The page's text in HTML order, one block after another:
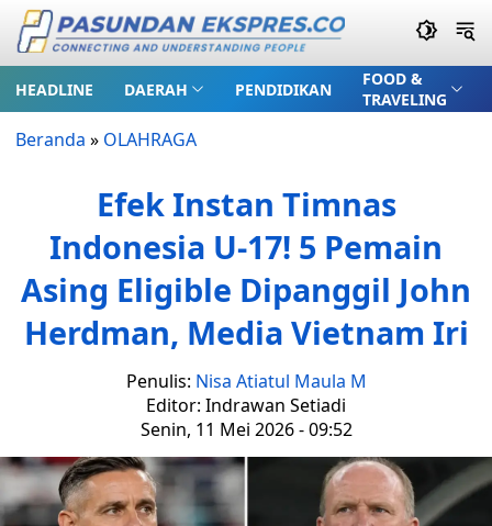
HEADLINE DAERAH PENDIDIKAN
FOOD &
TRAVELING
Beranda » OLAHRAGA
Efek Instan Timnas
Indonesia U-17! 5 Pemain
Asing Eligible Dipanggil John
Herdman, Media Vietnam Iri
Penulis: Nisa Atiatul Maula M
Editor: Indrawan Setiadi
Senin, 11 Mei 2026 - 09:52